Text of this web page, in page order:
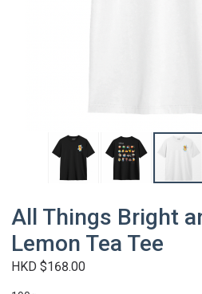
All Things Bright
Lemon Tea Tee
HKD $168.00